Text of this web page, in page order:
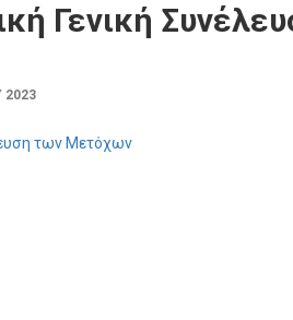
Γενική
2023
των Μετόχων